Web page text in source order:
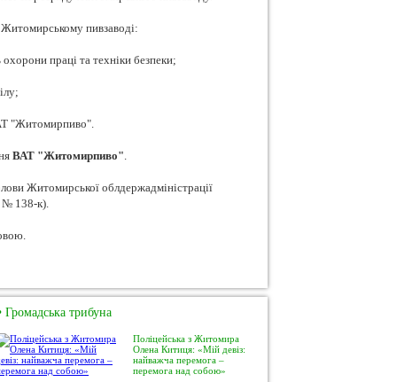
Житомирському пивзаводі:
праці та техніки безпеки;
"Житомирпиво".
ВАТ "Житомирпиво".
Житомирської облдержадміністрації
№ 138-к).
Громадська трибуна
Поліцейська з Житомира
Олена Китиця: «Мій девіз:
найважча перемога –
перемога над собою»